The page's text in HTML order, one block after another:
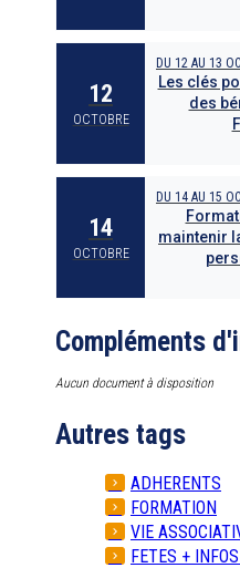
12
OCTOBRE
DU 12 AU 13
Les clés
des
14
OCTOBRE
DU 14 AU 15
maintenir
Compléments
Aucun document à disposition
Autres tags
ADHERENTS
FORMATION
VIE
FETES +